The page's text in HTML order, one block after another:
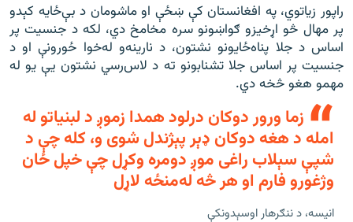
راپور زياتوي، په افغانستان کې ښځې او ماشومان د بې‌ځایه کېدو
پر مهال څو اړخيزو ګواښونو سره مخامخ دي، لکه د جنسیت پر
اساس د جلا پناه‌ځایونو نشتون، د نارینه‌و له‌خوا ځورونې او د
جنسیت پر اساس جلا تشنابونو ته د لاس‌رسي نشتون يې يو له
مهمو هغو څخه دي.
زما ورور دوکان درلود همدا زموږ د لبنياتو له
امله د هغه دوکان ډېر پېژندل شوى و، کله چې د
شپې سېلاب راغى موږ دومره وکړل چې خپل ځان
وژغورو فارم او هر څه له‌منځه لاړل
انيسه، د ننګرهار اوسېدونکې